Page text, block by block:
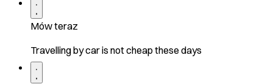
Mów teraz
Travelling by car is not cheap these days